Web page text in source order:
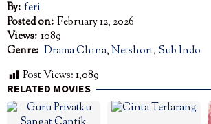
By: feri
Posted on: February 12, 2026
Views: 1089
Genre: Drama China,Netshort, Sub Indo
Post Views:1,089
RELATED MOVIES